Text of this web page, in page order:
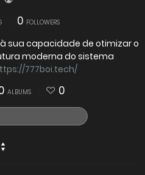
0 FOLLOWERS
sua capacidade de otimizar o
moderna do sistema
777boi.tech/
ALBUMS 0